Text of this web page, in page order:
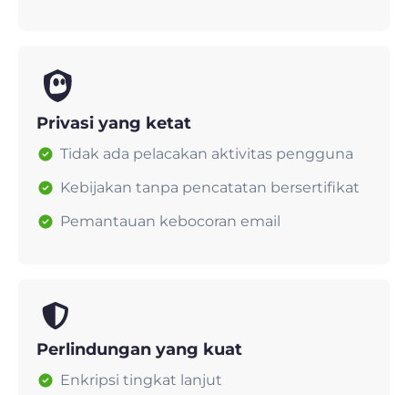
Privasi yang ketat
Tidak ada pelacakan aktivitas pengguna
Kebijakan tanpa pencatatan bersertifikat
Pemantauan kebocoran email
Perlindungan yang kuat
Enkripsi tingkat lanjut